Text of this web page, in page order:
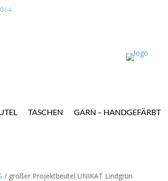
TASCHEN GARN – HANDGEFÄRBT
/ großer Projektbeutel UNIKAT Lindgrün